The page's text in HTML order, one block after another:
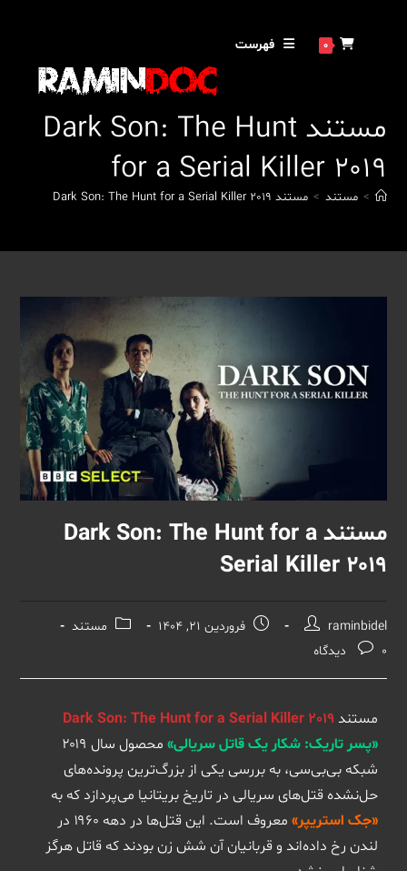
0 فهرست
مستند Dark Son: The Hunt
for a Serial Killer 2019
> مستند > مستند Dark Son: The Hunt for a Serial Killer 2019
مستند Dark Son: The Hunt for a
Serial Killer 2019
raminbidel فروردین 21, 1404
مستند
0 دیدگاه
مستند Dark Son: The Hunt for a Serial Killer 2019
«پسر تاریک: شکار یک قاتل سریالی»
محصول سال ۲۰۱۹
شبکه بی‌بی‌سی، به بررسی یکی از بزرگ‌ترین پرونده‌های
حل‌نشده قتل‌های سریالی در تاریخ بریتانیا می‌پردازد که به
«جک استریپر»
معروف است. این قتل‌ها در دهه ۱۹۶۰ در
لندن رخ داده‌اند و قربانیان آن شش زن بودند که قاتل هرگز